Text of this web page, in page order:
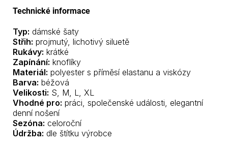
Technické informace
Typ: dámské šaty
Střih: projmutý, lichotivý siluetě
Rukávy: krátké
Zapínání: knoflíky
Materiál: polyester s příměsí elastanu a viskózy
Barva: béžová
Velikosti: S, M, L, XL
Vhodné pro: práci, společenské události, elegantní
denní nošení
Sezóna: celoroční
Údržba: dle štítku výrobce